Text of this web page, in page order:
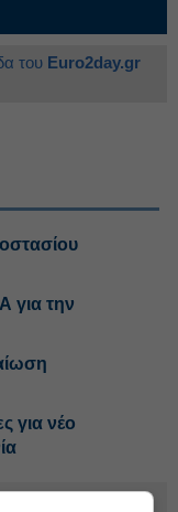
του Euro2day.gr
για την
για νέο